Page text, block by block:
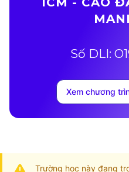
Số DLI:
Xem chương
Trường học này đang